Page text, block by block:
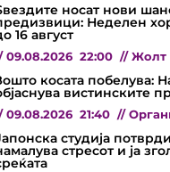
носат нови
Неделен
16 август
09.08.2026 22:00 // Жолт
косата побелува:
вистинските
09.08.2026 21:40 //
студија
стресот и ја